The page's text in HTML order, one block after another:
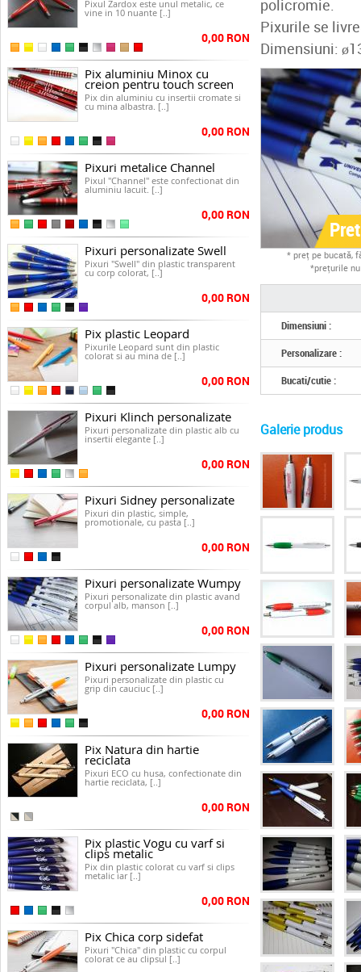
Pixul Zardox este unul metalic, ce
vine in 10 nuante [..]
0,00 RON
Pix aluminiu Minox cu
creion pentru touch screen
Pix din aluminiu cu insertii cromate si
cu mina albastra. [..]
0,00 RON
Pixuri metalice Channel
Pixul "Channel" este confectionat din
aluminiu lacuit. [..]
0,00 RON
Pixuri personalizate Swell
Pixuri "Swell" din plastic transparent
cu corp colorat, [..]
0,00 RON
Pix plastic Leopard
Pixurile Leopard sunt din plastic
colorat si au mina de [..]
0,00 RON
Pixuri Klinch personalizate
Pixuri personalizate din plastic alb cu
insertii elegante [..]
0,00 RON
Pixuri Sidney personalizate
Pixuri din plastic, simple,
promotionale, cu pasta [..]
0,00 RON
Pixuri personalizate Wumpy
Pixuri personalizate din plastic avand
corpul alb, manson [..]
0,00 RON
Pixuri personalizate Lumpy
Pixuri personalizate din plastic cu
grip din cauciuc [..]
0,00 RON
Pix Natura din hartie
reciclata
Pixuri ECO cu husa, confectionate din
hartie reciclata, [..]
0,00 RON
Pix plastic Vogu cu varf si
clips metalic
Pix din plastic colorat cu varf si clips
metalic iar [..]
0,00 RON
Pix Chica corp sidefat
Pixuri "Chica" din plastic cu corpul
colorat ce au clipsul [..]
policromie.
Pixurile se
Dimensiuni:
* preţ pe bucată,
*preţurile
Dimensiuni :
Personalizare :
Bucati/cutie :
Galerie produs